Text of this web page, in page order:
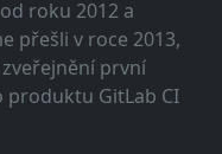
roku 2012 a
přešli v roce 2013,
první
GitLab CI